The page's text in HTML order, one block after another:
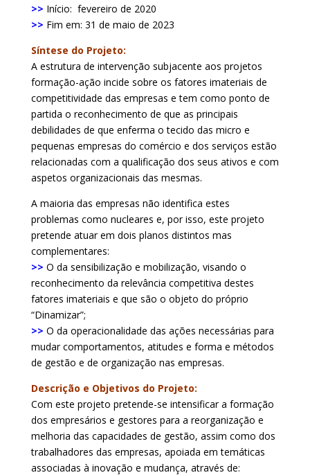
>> Início: fevereiro de 2020
>> Fim em: 31 de maio de 2023
Síntese do Projeto:
A estrutura de intervenção subjacente aos projetos
formação-ação incide sobre os fatores imateriais de
competitividade das empresas e tem como ponto de
partida o reconhecimento de que as principais
debilidades de que enferma o tecido das micro e
pequenas empresas do comércio e dos serviços estão
relacionadas com a qualificação dos seus ativos e com
aspetos organizacionais das mesmas.
A maioria das empresas não identifica estes
problemas como nucleares e, por isso, este projeto
pretende atuar em dois planos distintos mas
complementares:
>> O da sensibilização e mobilização, visando o
reconhecimento da relevância competitiva destes
fatores imateriais e que são o objeto do próprio
“Dinamizar”;
>> O da operacionalidade das ações necessárias para
mudar comportamentos, atitudes e forma e métodos
de gestão e de organização nas empresas.
Descrição e Objetivos do Projeto:
Com este projeto pretende-se intensificar a formação
dos empresários e gestores para a reorganização e
melhoria das capacidades de gestão, assim como dos
trabalhadores das empresas, apoiada em temáticas
associadas à inovação e mudança, através de: